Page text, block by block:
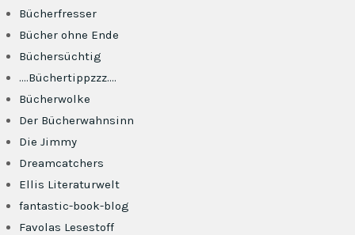
Bücherfresser
Bücher ohne Ende
Büchersüchtig
….Büchertippzzz….
Bücherwolke
Der Bücherwahnsinn
Die Jimmy
Dreamcatchers
Ellis Literaturwelt
fantastic-book-blog
Favolas Lesestoff